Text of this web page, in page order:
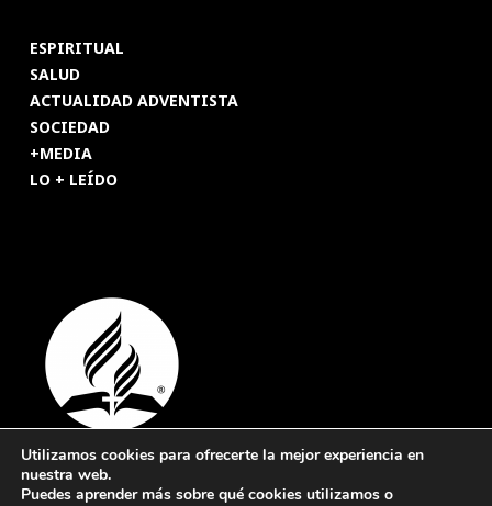
ESPIRITUAL
SALUD
ACTUALIDAD ADVENTISTA
SOCIEDAD
+MEDIA
LO + LEÍDO
© 2026 Revista Adventista de España. UICASDE. Derechos
Utilizamos cookies para ofrecerte la mejor experiencia en
nuestra web.
Puedes aprender más sobre qué cookies utilizamos o